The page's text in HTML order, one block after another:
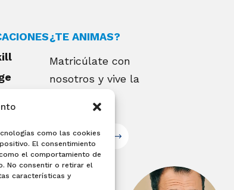
como las cookies
El consentimiento
el comportamiento de
No consentir o retirar el
características y
¿TE ANIMAS?
Matricúlate con
nosotros y vive la
Matricúlate